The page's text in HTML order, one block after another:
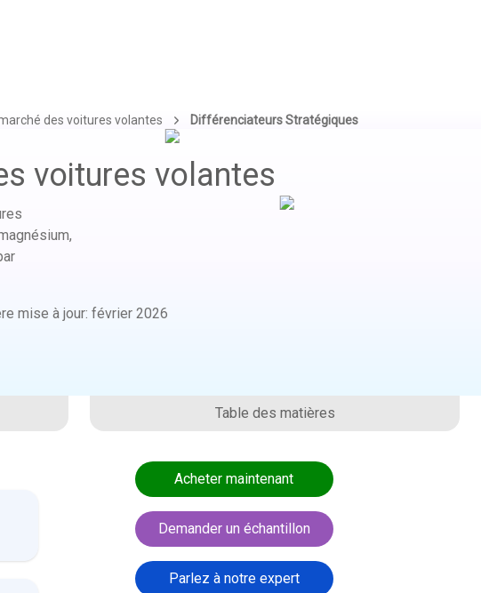
des voitures volantes Différenciateurs Stratégiques
voitures volantes
mise à jour: février 2026
Table des matières
Acheter maintenant
Demander un échantillon
Parlez à notre expert